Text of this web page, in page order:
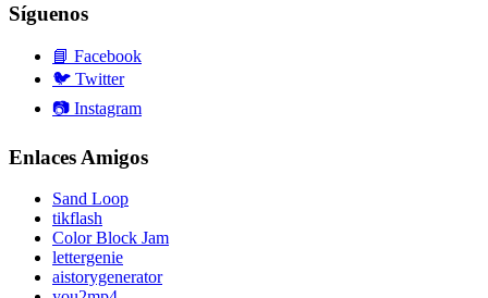
Síguenos
📘 Facebook
🐦 Twitter
📷 Instagram
Enlaces Amigos
Sand Loop
tikflash
Color Block Jam
lettergenie
aistorygenerator